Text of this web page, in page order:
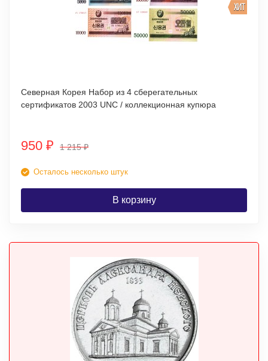
ХИТ
Северная Корея Набор из 4 сберегательных
сертификатов 2003 UNC / коллекционная купюра
950 ₽ 1 215₽
Осталось несколько штук
В корзину